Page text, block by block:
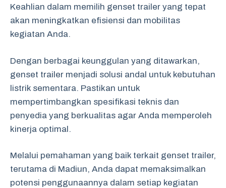
Keahlian dalam memilih genset trailer yang tepat
akan meningkatkan efisiensi dan mobilitas
kegiatan Anda.
Dengan berbagai keunggulan yang ditawarkan,
genset trailer menjadi solusi andal untuk kebutuhan
listrik sementara. Pastikan untuk
mempertimbangkan spesifikasi teknis dan
penyedia yang berkualitas agar Anda memperoleh
kinerja optimal.
Melalui pemahaman yang baik terkait genset trailer,
terutama di Madiun, Anda dapat memaksimalkan
potensi penggunaannya dalam setiap kegiatan